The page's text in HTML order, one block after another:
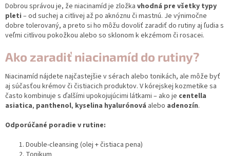
Dobrou správou je, že niacinamíd je zložka vhodná pre všetky typy
pleti – od suchej a citlivej až po aknóznu či mastnú. Je výnimočne
dobre tolerovaný, a preto si ho môžu dovoliť zaradiť do rutiny aj ľudia s
veľmi citlivou pokožkou alebo so sklonom k ekzémom či rosacei.
Ako zaradiť niacinamíd do rutiny?
Niacinamíd nájdete najčastejšie v sérach alebo tonikách, ale môže byť
aj súčasťou krémov či čistiacich produktov. V kórejskej kozmetike sa
často kombinuje s ďalšími upokojujúcimi látkami – ako je centella
asiatica, panthenol, kyselina hyalurónová alebo adenozín.
Odporúčané poradie v rutine:
Double-cleansing (olej + čistiaca pena)